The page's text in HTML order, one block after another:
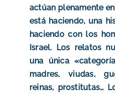
actúan plenamente
está haciendo, una
haciendo con los
Israel. Los relatos
una única
madres, viudas,
reinas, prostitutas…